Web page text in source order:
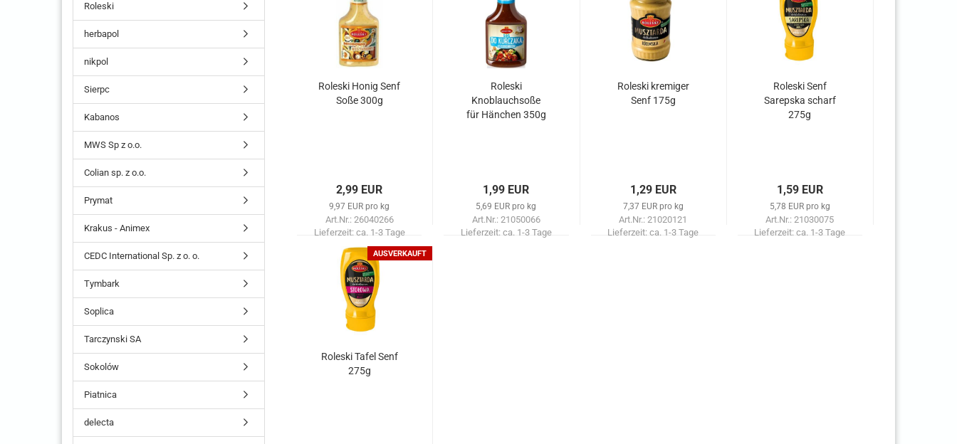
Roleski Honig Senf
Soße 300g
2,99 EUR
9,97 EUR pro kg
Art.Nr.: 26040266
Lieferzeit: ca. 1-3 Tage
Roleski
Knoblauchsoße
für Hänchen 350g
1,99 EUR
5,69 EUR pro kg
Art.Nr.: 21050066
Lieferzeit: ca. 1-3 Tage
Roleski kremiger
Senf 175g
1,29 EUR
7,37 EUR pro kg
Art.Nr.: 21020121
Lieferzeit:ca. 1-3 Tage
Roleski Senf
Sarepska scharf
275g
1,59 EUR
5,78 EUR pro kg
Art.Nr.: 21030075
Lieferzeit:ca. 1-3 Tage
AUSVERKAUFT
Roleski Tafel Senf
275g
Roleski
herbapol
nikpol
Sierpc
Kabanos
MWS Sp z o.o.
Colian sp. z o.o.
Prymat
Krakus - Animex
CEDC International Sp. z o. o.
Tymbark
Soplica
Tarczynski SA
Sokolów
Piatnica
delecta